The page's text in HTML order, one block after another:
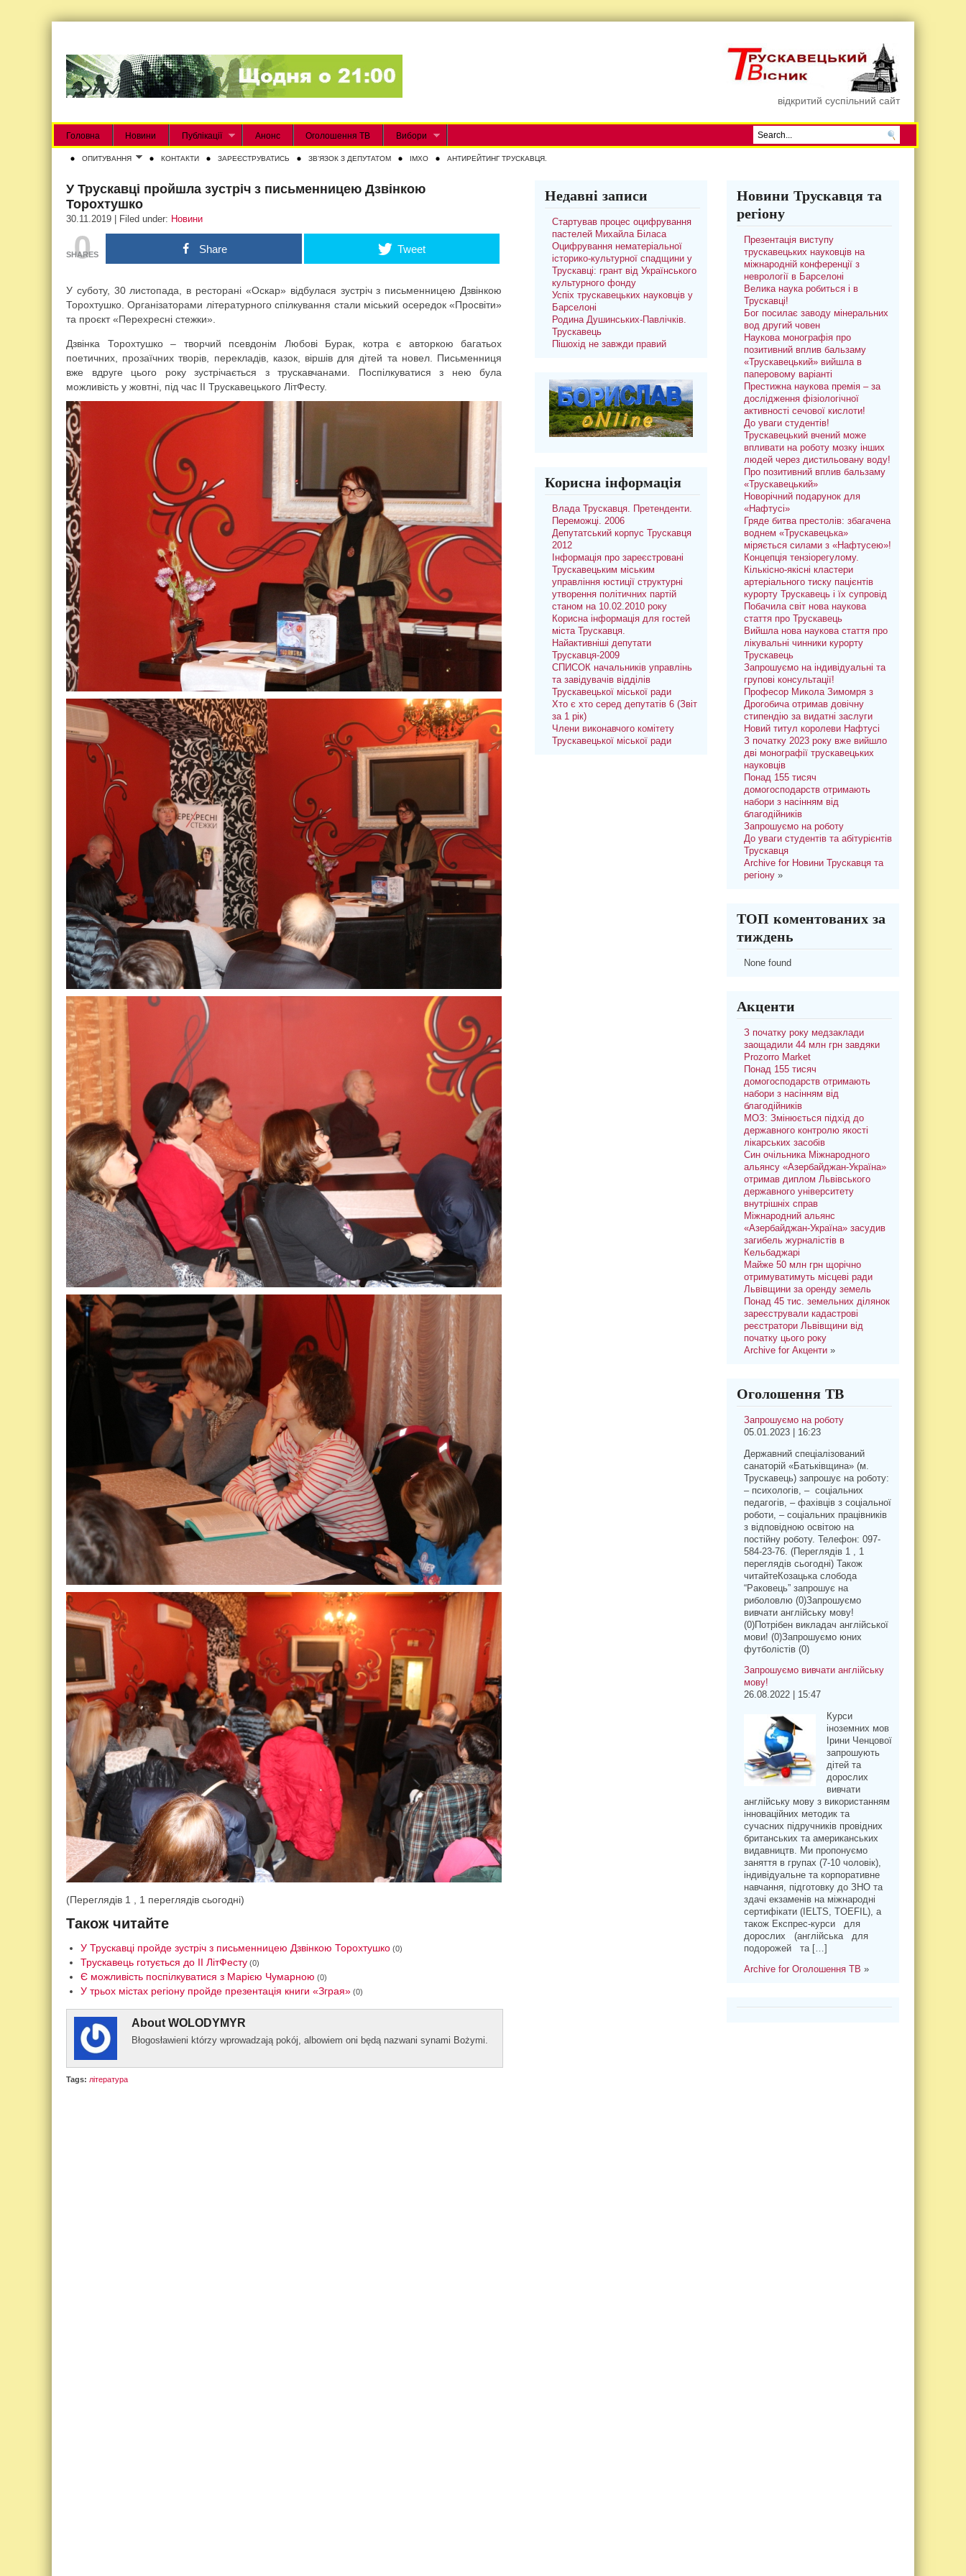
відкритий суспільний сайт
Головна Новини Публікації Анонс Оголошення ТВ Вибори
ОПИТУВАННЯ КОНТАКТИ ЗАРЕЄСТРУВАТИСЬ ЗВʼЯЗОК З ДЕПУТАТОМ IMXO АНТИРЕЙТИНГ ТРУСКАВЦЯ.
У Трускавці пройшла зустріч з письменницею Дзвінкою
Торохтушко
30.11.2019 | Filed under: Новини
0
SHARES Share Tweet
У суботу, 30 листопада, в ресторані «Оскар» відбулася зустріч з письменницею Дзвінкою
Торохтушко. Організаторами літературного спілкування стали міський осередок «Просвіти»
та проєкт «Перехресні стежки».
Дзвінка Торохтушко – творчий псевдонім Любові Бурак, котра є авторкою багатьох
поетичних, прозаїчних творів, перекладів, казок, віршів для дітей та новел. Письменниця
вже вдруге цього року зустрічається з трускавчанами. Поспілкуватися з нею була
можливість у жовтні, під час ІІ Трускавецького ЛітФесту.
(Переглядів 1 , 1 переглядів сьогодні)
Також читайте
У Трускавці пройде зустріч з письменницею Дзвінкою Торохтушко (0)
Трускавець готується до ІІ ЛітФесту (0)
Є можливість поспілкуватися з Марією Чумарною (0)
У трьох містах регіону пройде презентація книги «Зграя» (0)
About WOLODYMYR
Błogos­ławieni którzy wprowad­zają pokój, al­bowiem oni będą naz­wani syn­ami Bożymi.
Tags: література
Недавні записи
Стартував процес оцифрування
пастелей Михайла Біласа
Оцифрування нематеріальної
історико-культурної спадщини у
Трускавці: грант від Українського
культурного фонду
Успіх трускавецьких науковців у
Барселоні
Родина Душинських-Павлічків.
Трускавець
Пішохід не завжди правий
Корисна інформація
Влада Трускавця. Претенденти.
Переможці. 2006
Депутатський корпус Трускавця
2012
Інформація про зареєстровані
Трускавецьким міським
управління юстиції структурні
утворення політичних партій
станом на 10.02.2010 року
Корисна інформація для гостей
міста Трускавця.
Найактивніші депутати
Трускавця-2009
СПИСОК начальників управлінь
та завідувачів відділів
Трускавецької міської ради
Хто є хто серед депутатів 6 (Звіт
за 1 рік)
Члени виконавчого комітету
Трускавецької міської ради
Новини Трускавця та
регіону
Презентація виступу
трускавецьких науковців на
міжнародній конференції з
неврології в Барселоні
Велика наука робиться і в
Трускавці!
Бог посилає заводу мінеральних
вод другий човен
Наукова монографія про
позитивний вплив бальзаму
«Трускавецький» вийшла в
паперовому варіанті
Престижна наукова премія – за
дослідження фізіологічної
активності сечової кислоти!
До уваги студентів!
Трускавецький вчений може
впливати на роботу мозку інших
людей через дистильовану воду!
Про позитивний вплив бальзаму
«Трускавецький»
Новорічний подарунок для
«Нафтусі»
Гряде битва престолів: збагачена
воднем «Трускавецька»
міряється силами з «Нафтусею»!
Концепція тензіорегулому.
Кількісно-якісні кластери
артеріального тиску пацієнтів
курорту Трускавець і їх супровід
Побачила світ нова наукова
стаття про Трускавець
Вийшла нова наукова стаття про
лікувальні чинники курорту
Трускавець
Запрошуємо на індивідуальні та
групові консультації!
Професор Микола Зимомря з
Дрогобича отримав довічну
стипендію за видатні заслуги
Новий титул королеви Нафтусі
З початку 2023 року вже вийшло
дві монографії трускавецьких
науковців
Понад 155 тисяч
домогосподарств отримають
набори з насінням від
благодійників
Запрошуємо на роботу
До уваги студентів та абітурієнтів
Трускавця
Archive for Новини Трускавця та
регіону»
ТОП коментованих за
тиждень
None found
Акценти
З початку року медзаклади
заощадили 44 млн грн завдяки
Prozorro Market
Понад 155 тисяч
домогосподарств отримають
набори з насінням від
благодійників
МОЗ: Змінюється підхід до
державного контролю якості
лікарських засобів
Син очільника Міжнародного
альянсу «Азербайджан-Україна»
отримав диплом Львівського
державного університету
внутрішніх справ
Міжнародний альянс
«Азербайджан-Україна» засудив
загибель журналістів в
Кельбаджарі
Майже 50 млн грн щорічно
отримуватимуть місцеві ради
Львівщини за оренду земель
Понад 45 тис. земельних ділянок
зареєстрували кадастрові
реєстратори Львівщини від
початку цього року
Archive for Акценти»
Оголошення ТВ
Запрошуємо на роботу
05.01.2023 | 16:23
Державний спеціалізований
санаторій «Батьківщина» (м.
Трускавець) запрошує на роботу:
– психологів, – соціальних
педагогів, – фахівців з соціальної
роботи, – соціальних працівників
з відповідною освітою на
постійну роботу. Телефон: 097-
584-23-76. (Переглядів 1 , 1
переглядів сьогодні) Також
читайтеКозацька слобода
“Раковець” запрошує на
риболовлю (0)Запрошуємо
вивчати англійську мову!
(0)Потрібен викладач англійської
мови! (0)Запрошуємо юних
футболістів (0)
Запрошуємо вивчати англійську
мову!
26.08.2022 | 15:47
Курси
іноземних мов
Ірини Ченцової
запрошують
дітей та
дорослих
вивчати
англійську мову з використанням
інноваційних методик та
сучасних підручників провідних
британських та американських
видавництв. Ми пропонуємо
заняття в групах (7-10 чоловік),
індивідуальне та корпоративне
навчання, підготовку до ЗНО та
здачі екзаменів на міжнародні
сертифікати (IELTS, TOEFIL), а
також Експрес-курси для
дорослих (англійська для
подорожей та […]
Archive for Оголошення ТВ »